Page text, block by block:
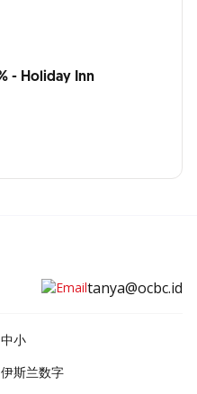
- Holiday Inn
tanya@ocbc.id
中小
伊斯兰数字